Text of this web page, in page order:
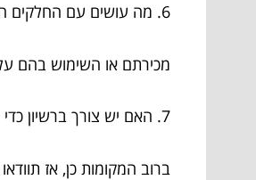
6. מה עושים עם החלקים המועילים?
מכירתם או השימוש בהם
7. האם יש צורך ברשיון כדי לפרק רכב?
ברוב המקומות כן, אז